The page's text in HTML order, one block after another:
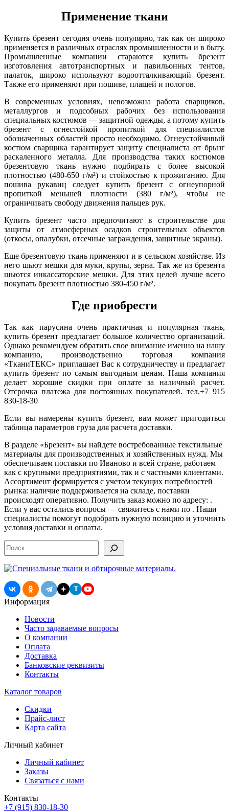
Применение ткани
Купить брезент сегодня очень популярно, так как он широко
применяется в различных отраслях промышленности и в быту.
Промышленные компании стараются купить брезент
изготовления автотранспортных и павильонных тентов,
палаток, широко используют водоотталкивающий брезент.
Также его применяют при пошиве, плащей и пологов.
В современных условиях, невозможна работа сварщиков,
металлургов и подсобных рабочих без использования
специальных костюмов — защитной одежды, а потому купить
брезент с огнестойкой пропиткой для специалистов
обозначенных областей просто необходимо. Огнеустойчивый
костюм сварщика гарантирует защиту специалиста от брызг
раскаленного металла. Для производства таких костюмов
брезентовую ткань нужно подбирать с более высокой
плотностью (480-650 г/м²) и стойкостью к прожиганию. Для
пошива рукавиц следует купить брезент с огнеупорной
пропиткой меньшей плотности (380 г/м²), чтобы не
ограничивать свободу движения пальцев рук.
Купить брезент часто предпочитают в строительстве для
защиты от атмосферных осадков строительных объектов
(откосы, опалубки, отсечные заграждения, защитные экраны).
Еще брезентовую ткань применяют и в сельском хозяйстве. Из
него шьют мешки для муки, крупы, зерна. Так же из брезента
шьются инкассаторские мешки. Для этих целей лучше всего
покупать брезент плотностью 380-450 г/м².
Где приобрести
Так как парусина очень практичная и популярная ткань,
купить брезент предлагает большое количество организаций.
Однако рекомендуем обратить свое внимание именно на нашу
компанию, производственно торговая компания
«ТканиТЕКС» приглашает Вас к сотрудничеству и предлагает
купить брезент по самым выгодным ценам. Наша компания
делает хорошие скидки при оплате за наличный расчет.
Отсрочка платежа для постоянных покупателей. тел.+7 915
830-18-30
Если вы намерены купить брезент, вам может пригодиться
таблица параметров груза для расчета доставки.
В разделе «Брезент» вы найдете востребованные текстильные
материалы для производственных и хозяйственных нужд. Мы
обеспечиваем поставки по Иваново и всей стране, работаем
как с крупными предприятиями, так и с частными клиентами.
Ассортимент формируется с учетом текущих потребностей
рынка: наличие поддерживается на складе, поставки
происходят оперативно. Получить заказ можно по адресу: .
Если у вас остались вопросы — свяжитесь с нами по . Наши
специалисты помогут подобрать нужную позицию и уточнить
условия доставки и оплаты.
Поиск
T
Информация
Новости
Часто задаваемые вопросы
О компании
Оплата
Доставка
Банковские реквизиты
Контакты
Каталог товаров
Скидки
Прайс-лист
Карта сайта
Личный кабинет
Личный кабинет
Заказы
Связаться с нами
Контакты
+7 (915) 830-18-30